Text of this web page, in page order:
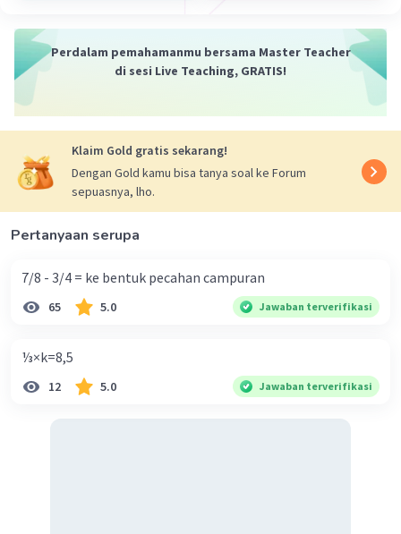
Perdalam pemahamanmu bersama Master Teacher
di sesi Live Teaching, GRATIS!
Klaim Gold gratis sekarang!
Dengan Gold kamu bisa tanya soal ke Forum
sepuasnya, lho.
Pertanyaan serupa
7/8 - 3/4 = ke bentuk pecahan campuran
65 5.0 Jawaban terverifikasi
⅓×k=8,5
12 5.0 Jawaban terverifikasi